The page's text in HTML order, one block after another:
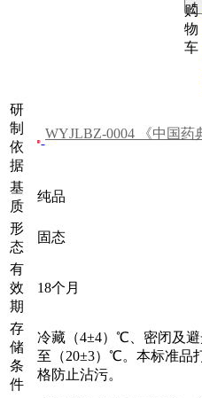
购
物
车
研
制
依
据
基
质
纯品
形
态
固态
有
效
期
18个月
存
储
条
件
冷藏（4±4）℃、密闭及
至（20±3）℃。本标准品
格防止沾污。